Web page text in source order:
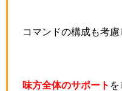
コマンドの構成も考
味方全体のサポート を